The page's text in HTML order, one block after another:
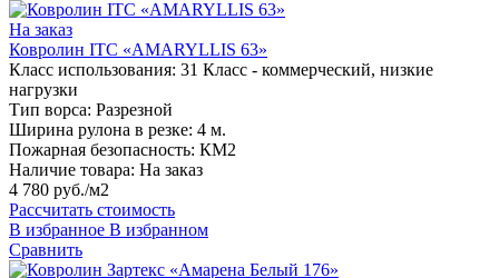
На заказ
Ковролин ITC «AMARYLLIS 63»
Класс использования: 31 Класс - коммерческий, низкие
нагрузки
Тип ворса: Разрезной
Ширина рулона в резке: 4 м.
Пожарная безопасность: КМ2
Наличие товара: На заказ
4 780 руб./м2
Рассчитать стоимость
В избранное В избранном
Сравнить